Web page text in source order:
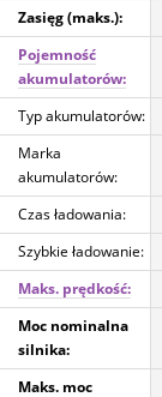
Zasięg (maks.):
Pojemność
akumulatorów:
Typ akumulatorów:
Marka
akumulatorów:
Czas ładowania:
Szybkie ładowanie:
Maks. prędkość:
Moc nominalna
silnika:
Maks. moc